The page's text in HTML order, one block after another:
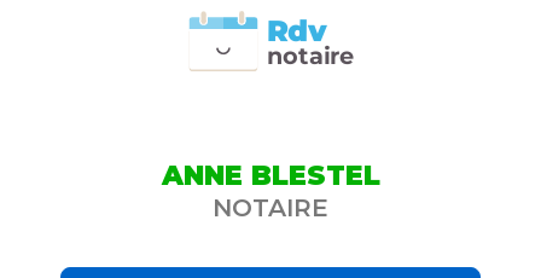
notaire
Rdv
ANNE BLESTEL
NOTAIRE